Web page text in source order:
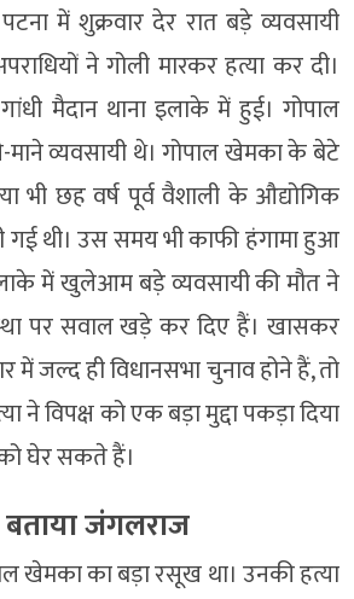
में शुक्रवार देर रात बड़े व्यवसायी
ने गोली मारकर हत्या कर दी।
मैदान थाना इलाके में हुई। गोपाल
व्यवसायी थे। गोपाल खेमका के बेटे
भी छह वर्ष पूर्व वैशाली के औद्योगिक
गई थी। उस समय भी काफी हंगामा हुआ
में खुलेआम बड़े व्यवसायी की मौत ने
पर सवाल खड़े कर दिए हैं। खासकर
जल्द ही विधानसभा चुनाव होने हैं, तो
ने विपक्ष को एक बड़ा मुद्दा पकड़ा दिया
घेर सकते हैं।
जंगलराज
खेमका का बड़ा रसूख था। उनकी हत्या